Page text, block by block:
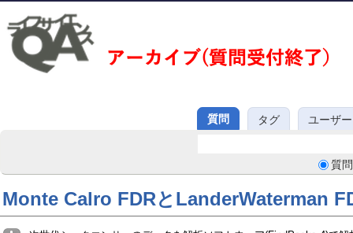
質問 タグ ユーザー
質問
Monte Calro FDRとLanderWaterman